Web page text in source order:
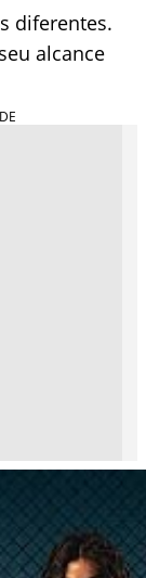
diferentes.
alcance